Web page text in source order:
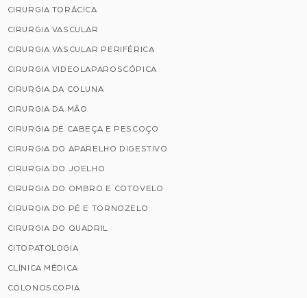
CIRURGIA TORÁCICA
CIRURGIA VASCULAR
CIRURGIA VASCULAR PERIFÉRICA
CIRURGIA VIDEOLAPAROSCÓPICA
CIRURGIA DA COLUNA
CIRURGIA DA MÃO
CIRURGIA DE CABEÇA E PESCOÇO
CIRURGIA DO APARELHO DIGESTIVO
CIRURGIA DO JOELHO
CIRURGIA DO OMBRO E COTOVELO
CIRURGIA DO PÉ E TORNOZELO
CIRURGIA DO QUADRIL
CITOPATOLOGIA
CLÍNICA MÉDICA
COLONOSCOPIA